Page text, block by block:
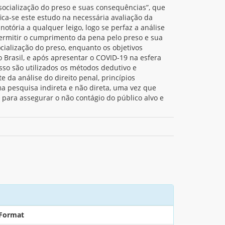
do preso e suas consequências”, que
se este estudo na necessária avaliação da
a qualquer leigo, logo se perfaz a análise
o cumprimento da pena pelo preso e sua
do preso, enquanto os objetivos
e após apresentar o COVID-19 na esfera
são utilizados os métodos dedutivo e
da análise do direito penal, princípios
pesquisa indireta e não direta, uma vez que
assegurar o não contágio do público alvo e